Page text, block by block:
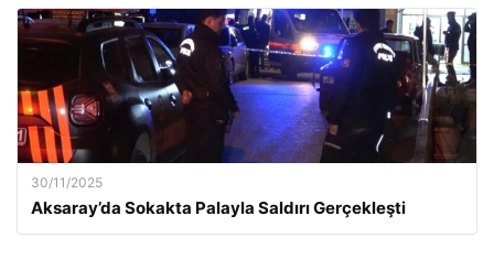
30/11/2025
Aksaray’da Sokakta Palayla Saldırı Gerçekleşti